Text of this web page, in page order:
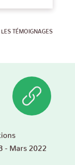
LES TÉMOIGNAGES
- Mars 2022